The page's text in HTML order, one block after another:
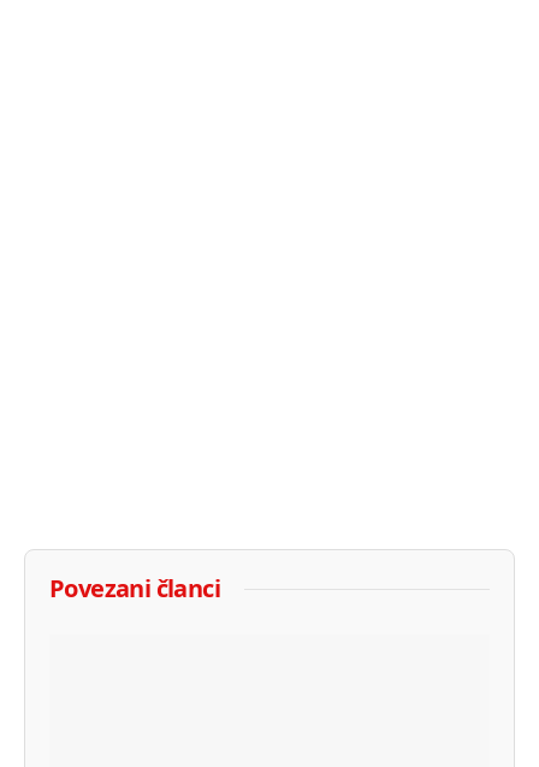
Povezani članci